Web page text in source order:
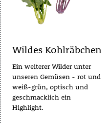
Wildes Kohlräbchen
Ein weiterer Wilder unter
unseren Gemüsen - rot und
weiß-grün, optisch und
geschmacklich ein
Highlight.